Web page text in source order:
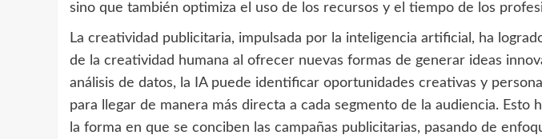
sino que también optimiza el uso de los recursos y el tiempo de los
La creatividad publicitaria, impulsada por la inteligencia artificial, ha
de la creatividad humana al ofrecer nuevas formas de generar ideas
análisis de datos, la IA puede identificar oportunidades creativas y
para llegar de manera más directa a cada segmento de la audiencia. Esto
la forma en que se conciben las campañas publicitarias, pasando de